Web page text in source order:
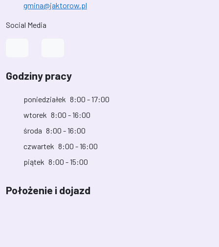
gmina@jaktorow.pl
Social Media
Godziny pracy
poniedziałek 8:00 - 17:00
wtorek 8:00 - 16:00
środa 8:00 - 16:00
czwartek 8:00 - 16:00
piątek 8:00 - 15:00
Położenie i dojazd